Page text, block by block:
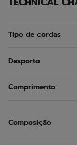
Tipo de cordas
Desporto
Comprimento
Composição